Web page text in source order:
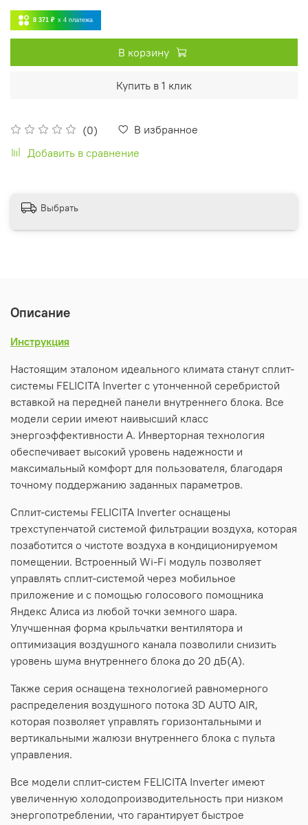
(0)
В избранное
Добавить в сравнение
8 371 ₽ x 4 платежа
В корзину
Купить в 1 клик
Выбрать
Описание
Инструкция
Настоящим эталоном идеального климата станут сплит-
системы FELICITA Inverter с утонченной серебристой
вставкой на передней панели внутреннего блока. Все
модели серии имеют наивысший класс
энергоэффективности А. Инверторная технология
обеспечивает высокий уровень надежности и
максимальный комфорт для пользователя, благодаря
точному поддержанию заданных параметров.
Сплит-системы FELICITA Inverter оснащены
трехступенчатой системой фильтрации воздуха, которая
позаботится о чистоте воздуха в кондиционируемом
помещении. Встроенный Wi-Fi модуль позволяет
управлять сплит-системой через мобильное
приложение и с помощью голосового помощника
Яндекс Алиса из любой точки земного шара.
Улучшенная форма крыльчатки вентилятора и
оптимизация воздушного канала позволили снизить
уровень шума внутреннего блока до 20 дБ(А).
Также серия оснащена технологией равномерного
распределения воздушного потока 3D AUTO AIR,
которая позволяет управлять горизонтальными и
вертикальными жалюзи внутреннего блока с пульта
управления.
Все модели сплит-систем FELICITA Inverter имеют
увеличенную холодопроизводительность при низком
энергопотреблении, что гарантирует быстрое